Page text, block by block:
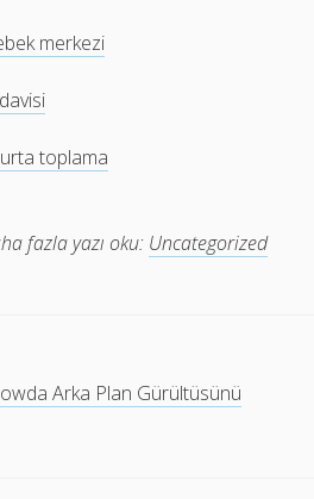
merkezi
toplama
fazla yazı oku: Uncategorized
Arka Plan Gürültüsünü